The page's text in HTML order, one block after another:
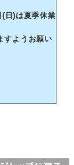
)は夏季休業
ようお願い